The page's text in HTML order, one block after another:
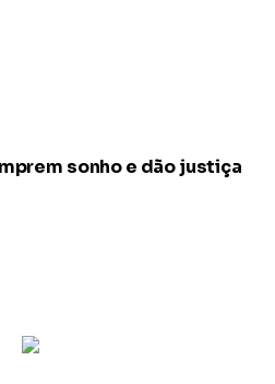
sonho e dão justiça